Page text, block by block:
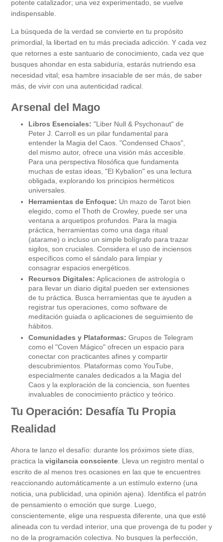
potente catalizador; una vez experimentado, se vuelve
indispensable.
La búsqueda de la verdad se convierte en tu propósito
primordial, la libertad en tu más preciada adicción. Y cada vez
que retornes a este santuario de conocimiento, cada vez que
busques ahondar en esta sabiduría, estarás nutriendo esa
necesidad vital; esa hambre insaciable de ser más, de saber
más, de vivir con una autenticidad radical.
Arsenal del Mago
Libros Esenciales: "Liber Null & Psychonaut" de
Peter J. Carroll es un pilar fundamental para
entender la Magia del Caos. "Condensed Chaos",
del mismo autor, ofrece una visión más accesible.
Para una perspectiva filosófica que fundamenta
muchas de estas ideas, "El Kybalion" es una lectura
obligada, explorando los principios herméticos
universales.
Herramientas de Enfoque: Un mazo de Tarot bien
elegido, como el Thoth de Crowley, puede ser una
ventana a arquetipos profundos. Para la magia
práctica, herramientas como una daga ritual
(atarame) o incluso un simple bolígrafo para trazar
sigilos, son cruciales. Considera el uso de inciensos
específicos como el sándalo para limpiar y
consagrar espacios energéticos.
Recursos Digitales: Aplicaciones de astrología o
para llevar un diario digital pueden ser extensiones
de tu práctica. Busca herramientas que te ayuden a
registrar tus operaciones, como software de
meditación guiada o aplicaciones de seguimiento de
hábitos.
Comunidades y Plataformas: Grupos de Telegram
como el "Coven Mágico" ofrecen un espacio para
conectar con practicantes afines y compartir
descubrimientos. Plataformas como YouTube,
especialmente canales dedicados a la Magia del
Caos y la exploración de la conciencia, son fuentes
invaluables de conocimiento práctico y teórico.
Tu Operación: Desafía Tu Propia
Realidad
Ahora te lanzo el desafío: durante los próximos siete días,
practica la vigilancia consciente . Lleva un registro mental o
escrito de al menos tres ocasiones en las que te encuentres
reaccionando automáticamente a un estímulo externo (una
noticia, una publicidad, una opinión ajena). Identifica el patrón
de pensamiento o emoción que surge. Luego,
conscientemente, elige una respuesta diferente, una que esté
alineada con tu verdad interior, una que provenga de tu poder y
no de la programación colectiva. No busques la perfección,